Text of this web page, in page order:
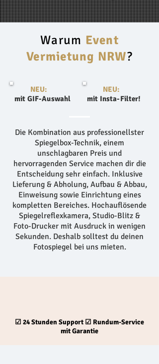
Warum Event
Vermietung NRW?
NEU:
mit GIF-Auswahl
NEU:
mit Insta-Filter!
Die Kombination aus professionellster
Spiegelbox-Technik, einem
unschlagbaren Preis und
hervorragenden Service machen dir die
Entscheidung sehr einfach. Inklusive
Lieferung & Abholung, Aufbau & Abbau,
Einweisung sowie Einrichtung eines
kompletten Bereiches. Hochauflösende
Spiegelreflexkamera, Studio-Blitz &
Foto-Drucker mit Ausdruck in wenigen
Sekunden. Deshalb solltest du deinen
Fotospiegel bei uns mieten.
☑ 24 Stunden Support ☑ Rundum-Service
mit Garantie